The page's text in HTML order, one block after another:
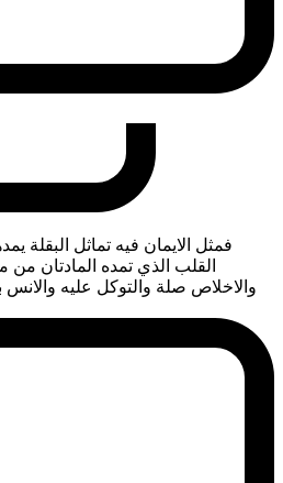
فمثل الايمان فيه تماثل البقلة
القلب الذي تمده المادتان من
والاخلاص صلة والتوكل عليه